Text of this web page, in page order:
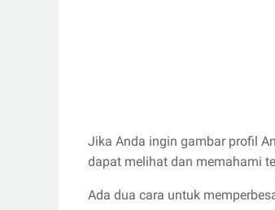
Jika Anda ingin gambar profil
dapat melihat dan memahami
Ada dua cara untuk